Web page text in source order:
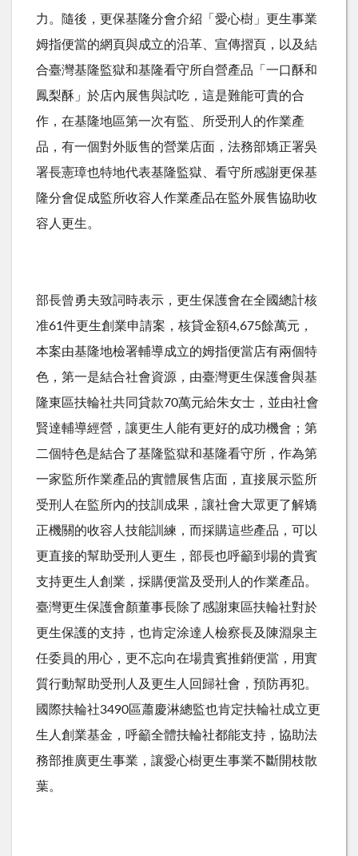
力。隨後，更保基隆分會介紹「愛心樹」更生事業
姆指便當的網頁與成立的沿革、宣傳摺頁，以及結
合臺灣基隆監獄和基隆看守所自營產品「一口酥和
鳳梨酥」於店內展售與試吃，這是難能可貴的合
作，在基隆地區第一次有監、所受刑人的作業產
品，有一個對外販售的營業店面，法務部矯正署吳
署長憲璋也特地代表基隆監獄、看守所感謝更保基
隆分會促成監所收容人作業產品在監外展售協助收
容人更生。
部長曾勇夫致詞時表示，更生保護會在全國總計核
准61件更生創業申請案，核貸金額4,675餘萬元，
本案由基隆地檢署輔導成立的姆指便當店有兩個特
色，第一是結合社會資源，由臺灣更生保護會與基
隆東區扶輪社共同貸款70萬元給朱女士，並由社會
賢達輔導經營，讓更生人能有更好的成功機會；第
二個特色是結合了基隆監獄和基隆看守所，作為第
一家監所作業產品的實體展售店面，直接展示監所
受刑人在監所內的技訓成果，讓社會大眾更了解矯
正機關的收容人技能訓練，而採購這些產品，可以
更直接的幫助受刑人更生，部長也呼籲到場的貴賓
支持更生人創業，採購便當及受刑人的作業產品。
臺灣更生保護會顏董事長除了感謝東區扶輪社對於
更生保護的支持，也肯定涂達人檢察長及陳淵泉主
任委員的用心，更不忘向在場貴賓推銷便當，用實
質行動幫助受刑人及更生人回歸社會，預防再犯。
國際扶輪社3490區蕭慶淋總監也肯定扶輪社成立更
生人創業基金，呼籲全體扶輪社都能支持，協助法
務部推廣更生事業，讓愛心樹更生事業不斷開枝散
葉。